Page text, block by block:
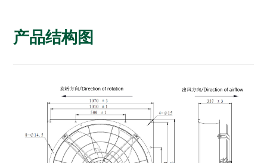
产品结构图